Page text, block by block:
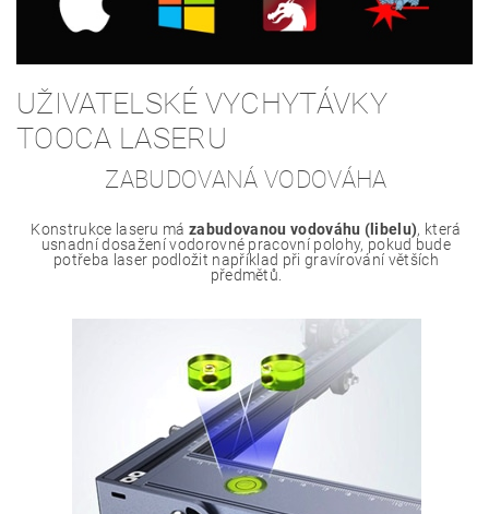
UŽIVATELSKÉ VYCHYTÁVKY
TOOCA LASERU
ZABUDOVANÁ VODOVÁHA
Konstrukce laseru mázabudovanou vodováhu (libelu), která
usnadní dosažení vodorovné pracovní polohy, pokud bude
potřeba laser podložit například při gravírování větších
předmětů.